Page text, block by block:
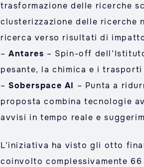
trasformazione delle ricerche
clusterizzazione delle ricerche
ricerca verso risultati di
–Antares – Spin-off
pesante, la chimica e i
–Soberspace AI – Punta a
proposta combina tecnologie
avvisi in tempo reale e
L’iniziativa ha visto gli otto
coinvolto complessivamente